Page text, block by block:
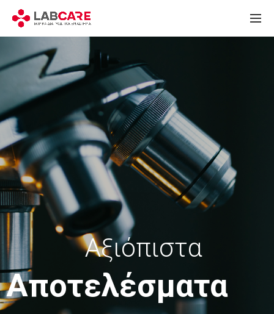
Αποτελέσματα
Αξιόπιστα